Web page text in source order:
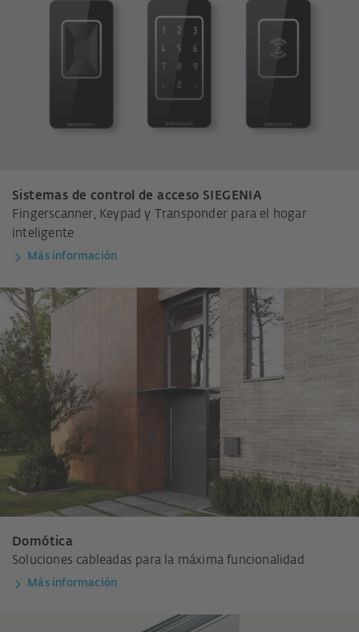
Sistemas de control de acceso SIEGENIA
Fingerscanner, Keypad y Transponder para el hogar
inteligente
Más información
Domótica
Soluciones cableadas para la máxima funcionalidad
Más información